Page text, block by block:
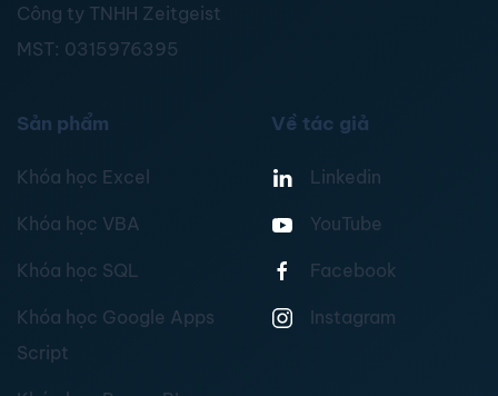
Công ty TNHH Zeitgeist
MST: 0315976395
Sản phẩm
Khóa học Excel
Khóa học VBA
Khóa học SQL
Khóa học Google Apps
Script
Về tác giả
Linkedin
YouTube
Facebook
Instagram